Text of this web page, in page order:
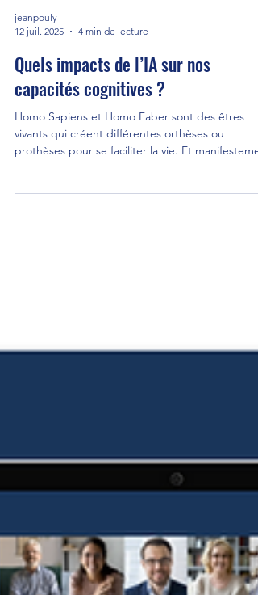
jeanpouly
12 juil. 2025
4 min de lecture
Quels impacts de l’IA sur nos
capacités cognitives ?
Homo Sapiens et Homo Faber sont des êtres
prothèses pour se faciliter la vie. Et